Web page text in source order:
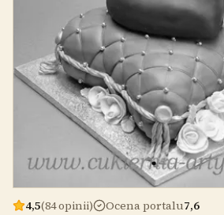
4,5(84 opinii) Ocena portalu7,6